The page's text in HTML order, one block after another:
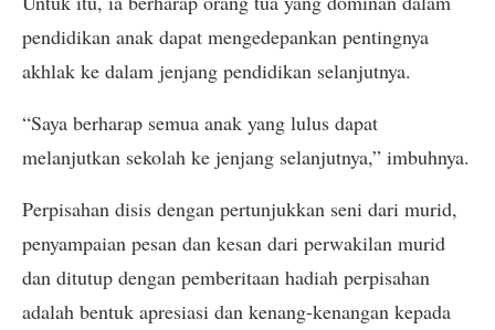
pendidikan anak dapat mengedepankan pentingnya
akhlak ke dalam jenjang pendidikan selanjutnya.
“Saya berharap semua anak yang lulus dapat
melanjutkan sekolah ke jenjang selanjutnya,” imbuhnya.
Perpisahan disis dengan pertunjukkan seni dari murid,
penyampaian pesan dan kesan dari perwakilan murid
dan ditutup dengan pemberitaan hadiah perpisahan
adalah bentuk apresiasi dan kenang-kenangan kepada